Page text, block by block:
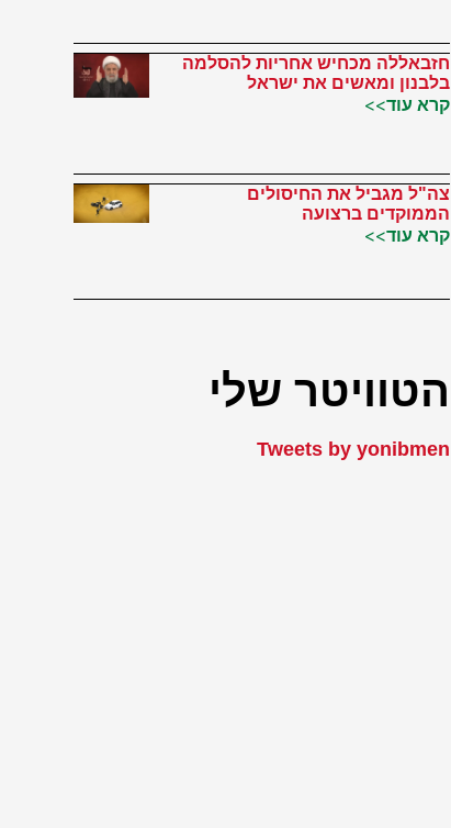
חזבאללה מכחיש אחריות להסלמה
בלבנון ומאשים את ישראל
קרא עוד>>
צה"ל מגביל את החיסולים
הממוקדים ברצועה
קרא עוד>>
הטוויטר שלי
Tweets by yonibmen